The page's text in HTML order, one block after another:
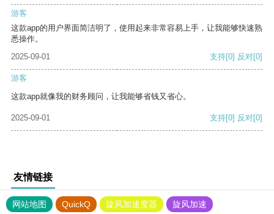
游客
这款app的用户界面简洁明了，使用起来非常容易上手，让我能够快速熟
悉操作。
2025-09-01
支持[0] 反对[0]
游客
这款app就像我的财务顾问，让我能够省钱又省心。
2025-09-01 支持[0] 反对[0]
友情链接
网站地图 QuickQ 旋风加速度器
旋风加速